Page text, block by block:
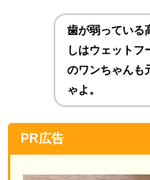
歯が弱っている
しはウェットフ
のワンちゃんも
ゃよ。
PR広告